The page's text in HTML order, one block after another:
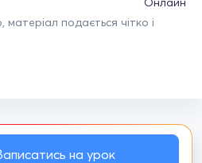
подається чітко і
на урок